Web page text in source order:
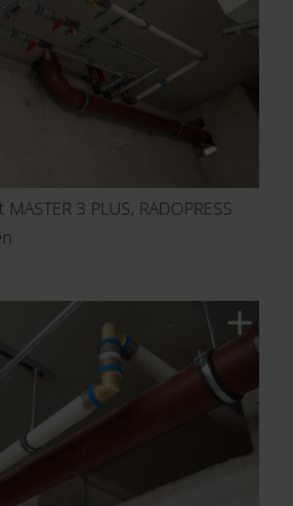
3 PLUS, RADOPRESS